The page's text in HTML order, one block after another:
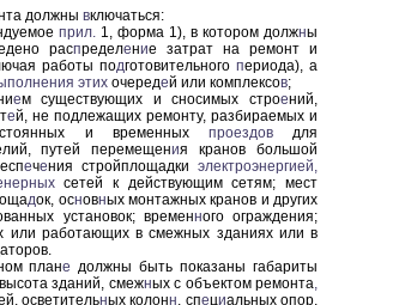
должны включаться:
прил. 1, форма 1), в котором должны
распределение затрат на ремонт и
работы подготовительного периода), а
этих очередей или комплексов;
ем существующих и сносимых строений,
тей, не подлежащих ремонту, разбираемых и
и временных проездовдля
путей перемещения кранов большой
ечения стройплощадкиэлектроэнергией,
сетей к действующим сетям; мест
док, основных монтажных кранов и других
установок; временного ограждения;
или работающих в смежных зданиях или в
плане должны быть показаны габариты
зданий, смежных с объектом ремонта,
осветительных колонн, специальных опор,